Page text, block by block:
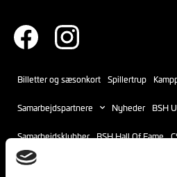
Billetter og sæsonkort Spillertrup
Samarbejdspartnere Nyheder BSH
Samarbejdsklubber BSH Hall Of Fame
Om klubben